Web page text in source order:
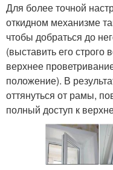
Для более точной
откидном механизме
чтобы добраться до
(выставить его строго
верхнее
положение). В
оттянуться от рамы,
полный доступ к